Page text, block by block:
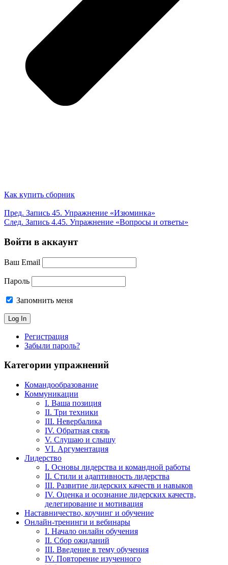
Как купить сборник
Пред. Запись 45. Упражнение «Изюминка»
След. Запись 4.45. Упражнение «Вопросы и ответы»
Войти в аккаунт
Ваш Email
Пароль
Запомнить меня
Регистрация
Забыли пароль?
Категории упражнений
Командообразование
Коммуникации
I. Ваша позиция
II. Три техники
III. Невербалика
IV. Обратная связь
V. Слушаю и слышу
VI. Аргументация
Лидерство
I. Основы лидерства и командной работы
II. Стили и адаптивность лидерства
III. Развитие лидерских качеств и навыков
IV. Оценка и осознание лидерских качеств,
делегирование и мотивация
Наставничество, коучинг и обучение
Онлайн-тренинги и вебинары
I. Начало онлайн обучения
II. Сбор ожиданий
III. Введение в тему обучения
IV. Повторение изученного